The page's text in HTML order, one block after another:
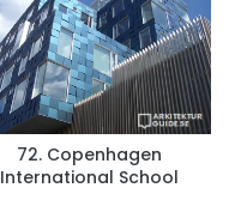
72. Copenhagen
International School